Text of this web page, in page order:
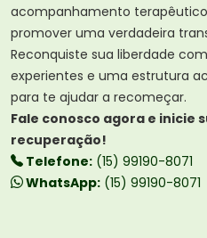
acompanhamento
promover uma verdadeira
Reconquiste sua liberdade
experientes e uma estrutura
para te ajudar a recomeçar.
Fale conosco agora e inicie
recuperação!
Telefone: (15) 99190-8071
WhatsApp: (15) 99190-8071